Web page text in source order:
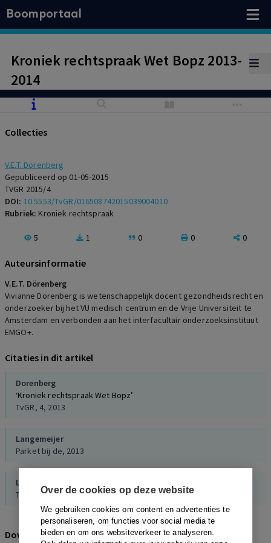
Over de cookies op deze website
We gebruiken cookies om content en advertenties te
personaliseren, om functies voor social media te
bieden en om ons websiteverkeer te analyseren.
Boomportaal
Kroniek rechtspraak Wet Bopz 2013-
2014
Collecties
V.E.T. Dörenberg
Gepubliceerd op 01-05-2015
TVGR 2015/4
DOI: 10.5553/TvGR/016508742015039004010
Rubriek: Kroniek rechtspraak
5 1 0 0 0
Auteursinformatie
V.E.T. Dörenberg
Vivianne Dörenberg is wetenschappelijk docent gezondheidsrecht en
onderzoeker bij het VU medisch centrum en de Vrije Universiteit te
Amsterdam en verbonden aan het interfacultair onderzoeksinstituut
EMGO+.
Citaties in dit artikel
Dorenberg
‘Kroniek rechtspraak Wet Bopz’
TvGR, 4, 2013
Langemeijer
Parket bij de, 2013
Legemaate
Thematische wetsevaluatie gedwongen zorg, 2014
Download citeerwijze bij dit artikel